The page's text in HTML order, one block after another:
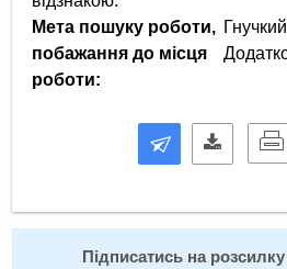
Мета пошуку роботи,
побажання до місця
роботи:
Підписатись на